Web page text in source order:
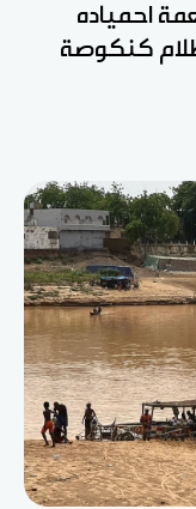
احمياده
كنكوصة